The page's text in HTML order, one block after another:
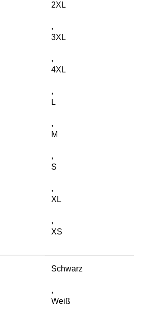
2XL
,
3XL
,
4XL
,
L
,
M
,
S
,
XL
,
XS
Schwarz
,
Weiß